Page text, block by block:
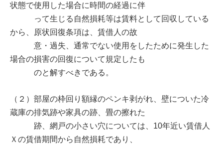
状態で使用した場合に時間の経過に伴
って生じる自然損耗等は賃料として回収している
から、原状回復条項は、賃借人の故
意・過失、通常でない使用をしたために発生した
場合の損害の回復について規定したも
のと解すべきである。
（２）部屋の枠回り額縁のペンキ剥がれ、壁についた冷
蔵庫の排気跡や家具の跡、畳の擦れた
跡、網戸の小さい穴については、10年近い賃借人
Ｘの賃借期間から自然損耗であり、